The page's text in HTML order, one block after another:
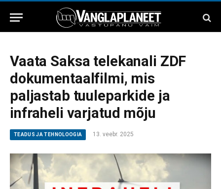
Vaata Saksa telekanali ZDF
dokumentaalfilmi, mis
paljastab tuuleparkide ja
infraheli varjatud mõju
TEADUS JA TEHNOLOOGIA 13. veebr. 2025